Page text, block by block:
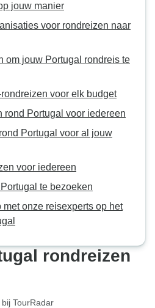
jouw manier
voor rondreizen naar
om jouw Portugal rondreis te
voor elk budget
rond Portugal voor iedereen
Portugal voor al jouw
voor iedereen
te bezoeken
met onze reisexperts op het
rondreizen
TourRadar